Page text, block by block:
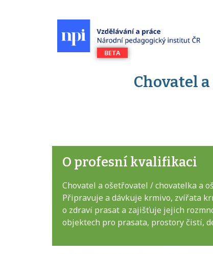
Chovatel
O profesní kvalifikaci
Chovatel a ošetřovatel / chovatelka a
Připravuje a dávkuje krmivo, zvířata
o zdraví prasat a zajišťuje jejich
objektech pro prasata, prostory čistí,